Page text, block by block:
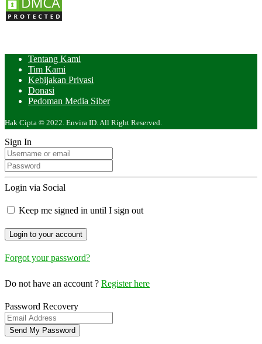
Tentang Kami
Tim Kami
Kebijakan Privasi
Donasi
Pedoman Media Siber
Hak Cipta © 2022. Envira ID. All Right Reserved.
Sign In
Login via Social
Keep me signed in until I sign out
Forgot your password?
Do not have an account ? Register here
Password Recovery